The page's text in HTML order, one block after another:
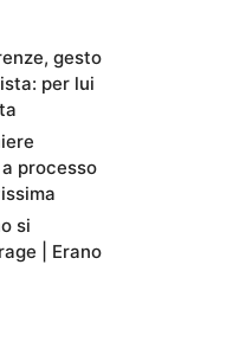
gesto
per lui
processo
si
| Erano